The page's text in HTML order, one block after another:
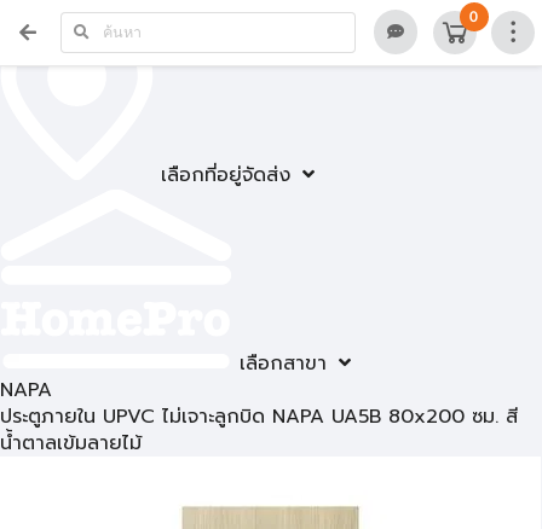
เลือกที่อยู่จัดส่ง
เลือกสาขา
0
NAPA
ประตูภายใน UPVC ไม่เจาะลูกบิด NAPA UA5B 80x200 ซม. สี
น้ำตาลเข้มลายไม้